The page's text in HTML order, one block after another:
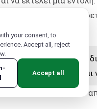
. Μπορείτε να
εμπιστεύεστε τον
τον πηγαίο κώδικα
γραμμές κάτω
your consent, to
Accept all, reject
Accept all